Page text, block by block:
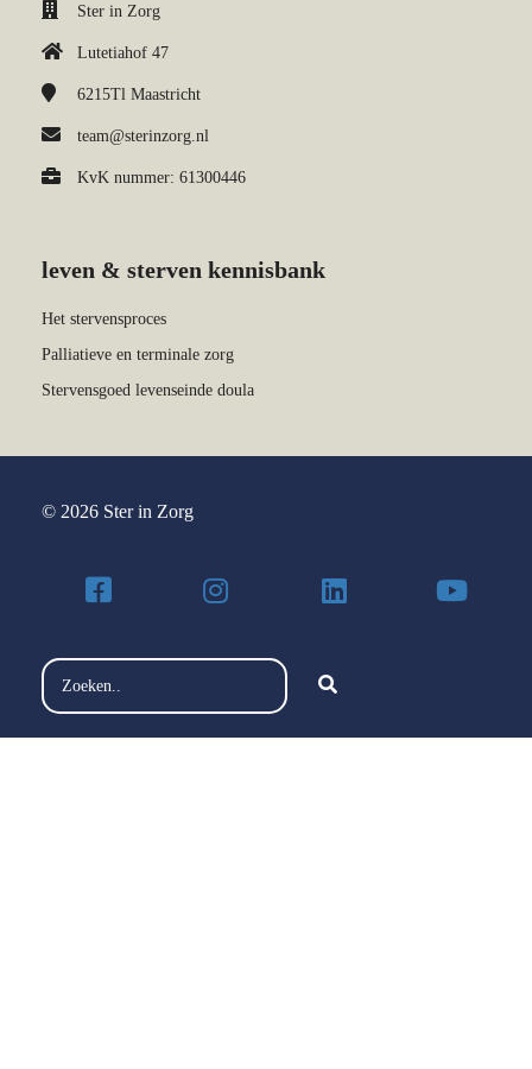
Ster in Zorg
Lutetiahof 47
6215Tl Maastricht
team@sterinzorg.nl
KvK nummer: 61300446
leven & sterven kennisbank
Het stervensproces
Palliatieve en terminale zorg
Stervensgoed levenseinde doula
© 2026 Ster in Zorg